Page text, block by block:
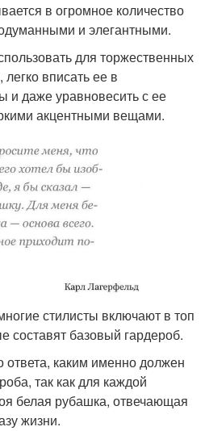
в огромное количество
и элегантными.
для торжественных
вписать ее в
и даже уравновесить с ее
акцентными вещами.
стилисты включают в топ
составят базовый гардероб.
ответа, каким именно должен
так как для каждой
белая рубашка, отвечающая
жизни.